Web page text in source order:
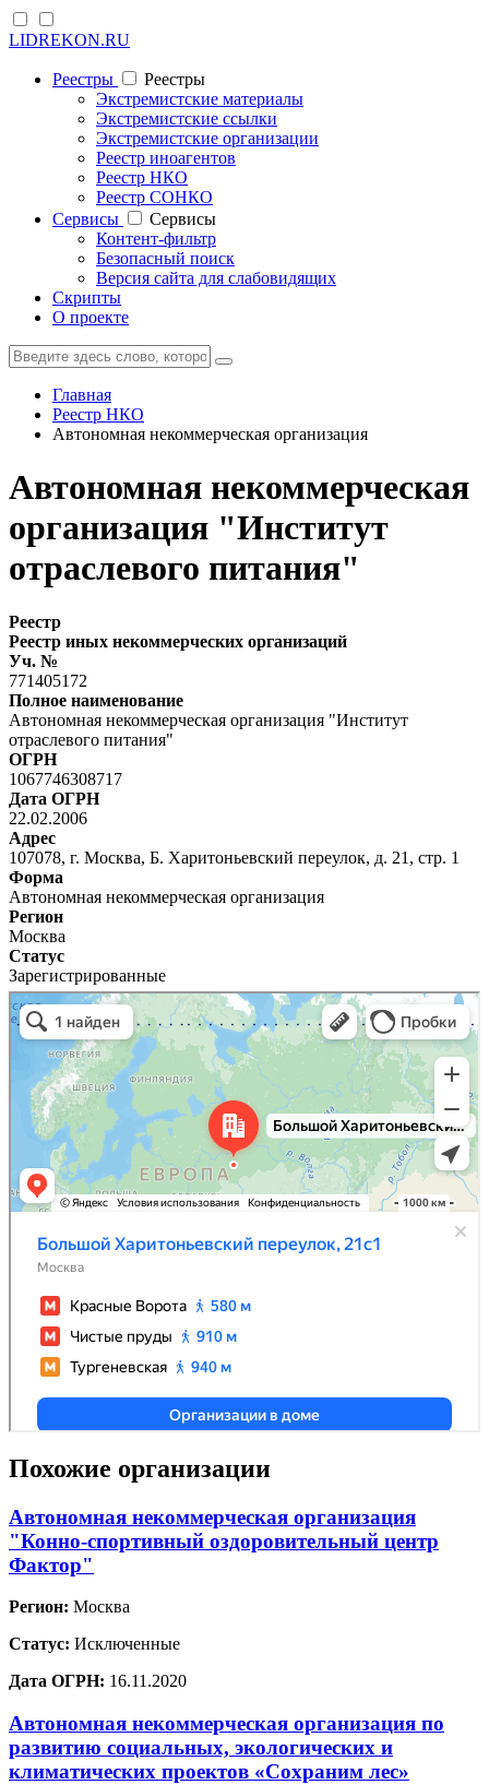
LIDREKON.RU
Реестры
Реестры
Экстремистские материалы
Экстремистские ссылки
Экстремистские организации
Реестр иноагентов
Реестр НКО
Реестр СОНКО
Cервисы
Cервисы
Контент-фильтр
Безопасный поиск
Версия сайта для слабовидящих
Скрипты
О проекте
Главная
Реестр НКО
Автономная некоммерческая организация
Автономная некоммерческая
организация "Институт
отраслевого питания"
Реестр
Реестр иных некоммерческих организаций
Уч. №
771405172
Полное наименование
Автономная некоммерческая организация "Институт
отраслевого питания"
ОГРН
1067746308717
Дата ОГРН
22.02.2006
Адрес
107078, г. Москва, Б. Харитоньевский переулок, д. 21, стр. 1
Форма
Автономная некоммерческая организация
Регион
Москва
Статус
Зарегистрированные
Похожие организации
Автономная некоммерческая организация
"Конно-спортивный оздоровительный центр
Фактор"
Регион: Москва
Статус: Исключенные
Дата ОГРН: 16.11.2020
Автономная некоммерческая организация по
развитию социальных, экологических и
климатических проектов «Сохраним лес»